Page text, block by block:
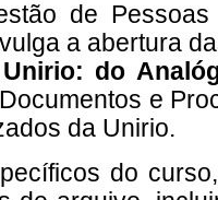
de
a abertura
do
e
da Unirio.
do